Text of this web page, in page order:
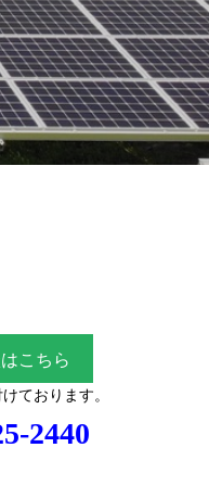
こちら
ております。
2440